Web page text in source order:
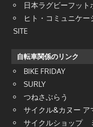
日本ラグビーフット
ヒト・コミュニケー
SITE
自転車関係のリンク
BIKE FRIDAY
SURLY
つねさぶらう
サイクル&カヌー ア
サイクルショップ